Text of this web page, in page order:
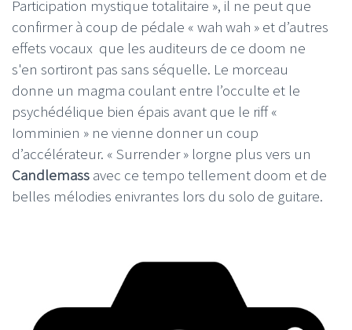
Participation mystique totalitaire », il ne peut que
confirmer à coup de pédale « wah wah » et d’autres
effets vocaux que les auditeurs de ce doom ne
s'en sortiront pas sans séquelle. Le morceau
donne un magma coulant entre l’occulte et le
psychédélique bien épais avant que le riff «
Iomminien » ne vienne donner un coup
d’accélérateur. « Surrender » lorgne plus vers un
Candlemass avec ce tempo tellement doom et de
belles mélodies enivrantes lors du solo de guitare.